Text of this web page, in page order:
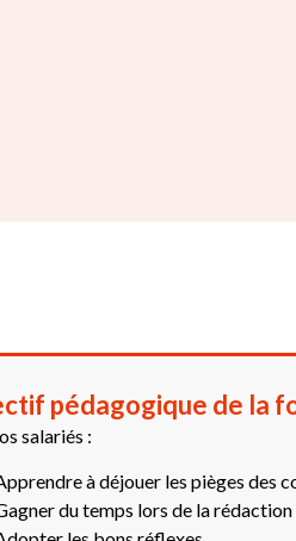
pédagogique de la
salariés :
à déjouer les pièges des
du temps lors de la rédaction